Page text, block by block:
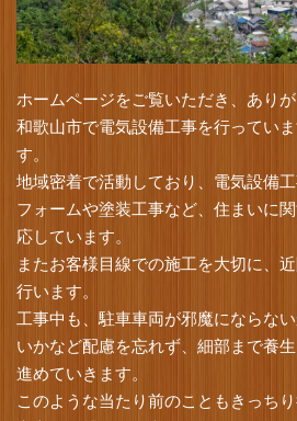
ホームページをご覧いただき、ありが
和歌山市で電気設備工事を行ってい
す。
地域密着で活動しており、電気設備
フォームや塗装工事など、住まいに
応しています。
またお客様目線での施工を大切に、
行います。
工事中も、駐車車両が邪魔にならな
いかなど配慮を忘れず、細部まで養
進めていきます。
このような当たり前のこともきっち